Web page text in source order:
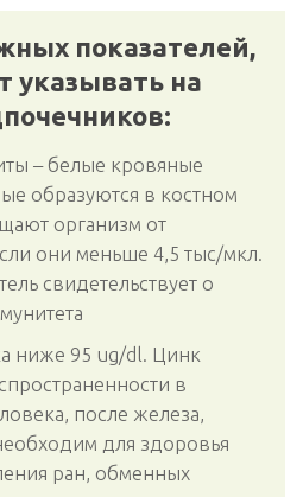
показателей,
указывать на
– белые кровяные
образуются в костном
организм от
они меньше 4,5 тыс/мкл.
свидетельствует о
ниже 95 ug/dl. Цинк
в
после железа,
для здоровья
ран, обменных